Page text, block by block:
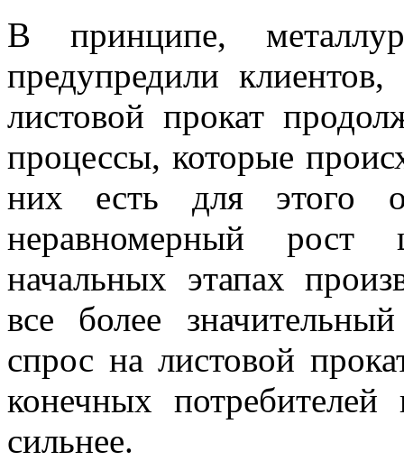
В принципе,
предупредили
листовой прокат
процессы, которые
них есть для этого
неравномерный рост
начальных этапах
все более
спрос на листовой
конечных
сильнее.